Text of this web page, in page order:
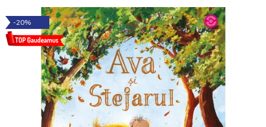
-20%